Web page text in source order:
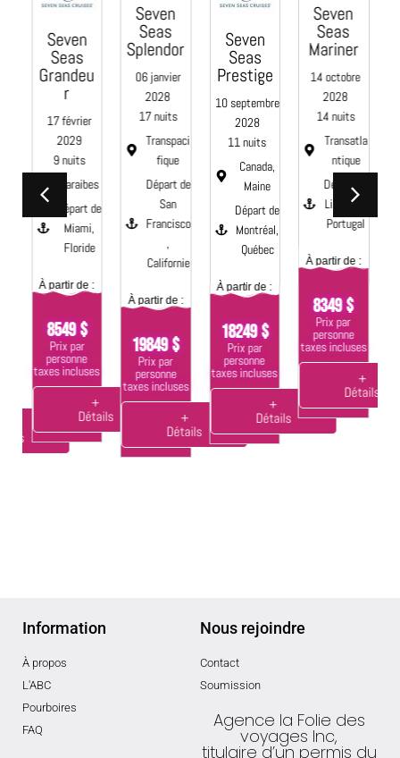
Seven
Seas
Grandeu
r
17 février
2029
9 nuits
Caraibes
Départ de
Miami,
Floride
À partir de :
8549 $
Prix par
personne
taxes incluses
+
Détails
Seven
Seas
Splendor
06 janvier
2028
17 nuits
Transpaci
fique
Départ de
San
Francisco
Californie
À partir de :
19849 $
Prix par
personne
taxes incluses
+
Détails
Seven
Seas
Prestige
10 septembre
2028
11 nuits
Canada,
Maine
Départ de
Montréal,
Québec
À partir de :
18249 $
Prix par
personne
taxes incluses
+
Détails
Seven
Seas
Mariner
14 octobre
2028
14 nuits
Transatla
ntique
Départ de
Lisbonne,
Portugal
À partir de :
8349 $
Prix par
personne
taxes incluses
+
Détails
Information
À propos
L'ABC
Pourboires
FAQ
Nous rejoindre
Contact
Soumission
Agence la Folie des
voyages Inc,
titulaire d’un permis du